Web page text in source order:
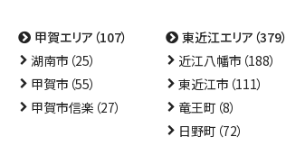
甲賀エリア（107）
湖南市（25）
甲賀市（55）
甲賀市信楽（27）
東近江エリア（379）
近江八幡市（188）
東近江市（111）
竜王町（8）
日野町（72）